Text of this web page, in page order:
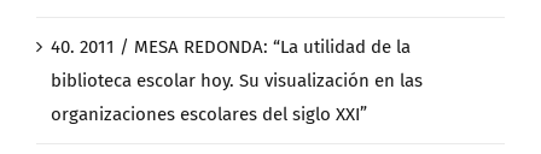
40. 2011 / MESA REDONDA: “La utilidad de la
biblioteca escolar hoy. Su visualización en las
organizaciones escolares del siglo XXI”